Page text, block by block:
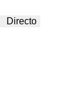
Directo